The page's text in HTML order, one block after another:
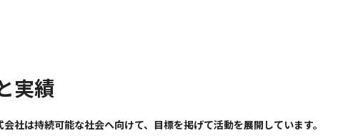
実績
会社は持続可能な社会へ向けて、目標を掲げて活動を展開しています。